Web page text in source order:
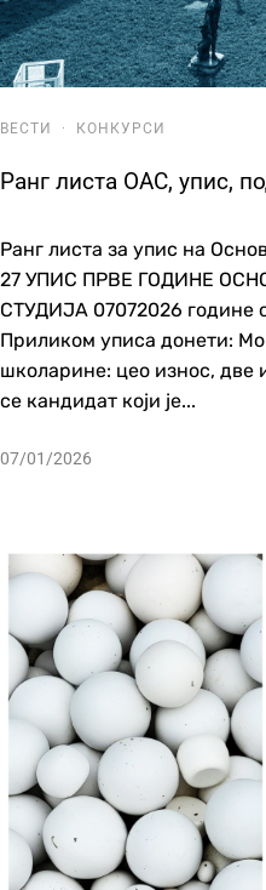
ВЕСТИ · КОНКУРСИ
Ранг листа ОАС, упис,
Ранг листа за упис на
27 УПИС ПРВЕ ГОДИНЕ
СТУДИЈА 07072026 године
Приликом уписа донети:
школарине: цео износ, две
се кандидат који је...
07/01/2026